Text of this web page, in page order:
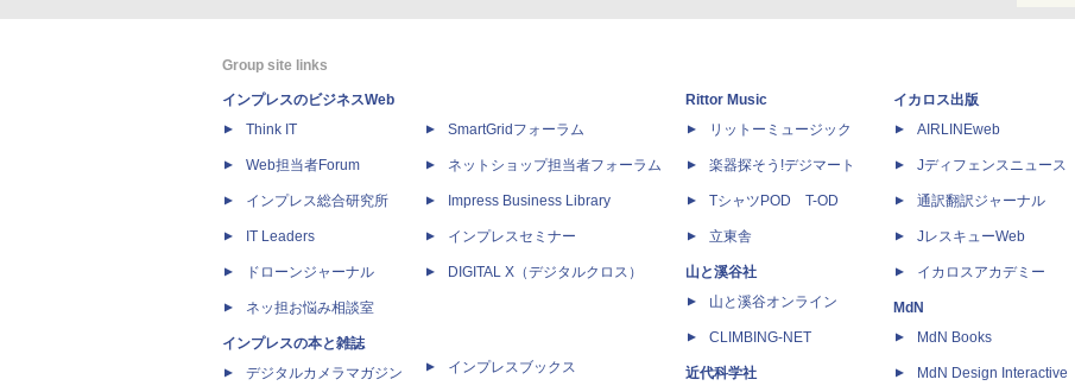
Group site links
インプレスのビジネスWeb
Think IT
Web担当者Forum
インプレス総合研究所
IT Leaders
ドローンジャーナル
ネッ担お悩み相談室
インプレスの本と雑誌
デジタルカメラマガジン
SmartGridフォーラム
ネットショップ担当者フォーラム
Impress Business Library
インプレスセミナー
DIGITAL X（デジタルクロス）
インプレスブックス
Rittor Music
リットーミュージック
楽器探そう!デジマート
TシャツPOD T-OD
立東舎
山と溪谷社
山と溪谷オンライン
CLIMBING-NET
近代科学社
イカロス出版
AIRLINEweb
Jディフェンスニュース
通訳翻訳ジャーナル
JレスキューWeb
イカロスアカデミー
MdN
MdN Books
MdN Design Interactive